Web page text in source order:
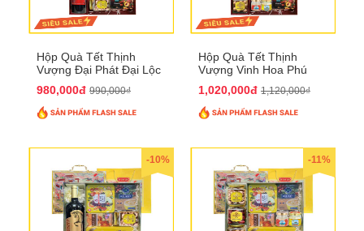
Hộp Quà Tết Thịnh
Vượng Đại Phát Đại Lộc
980,000đ 990,000₫
Hộp Quà Tết Thịnh
Vượng Vinh Hoa Phú
1,020,000đ 1,120,000₫
-10% -11%